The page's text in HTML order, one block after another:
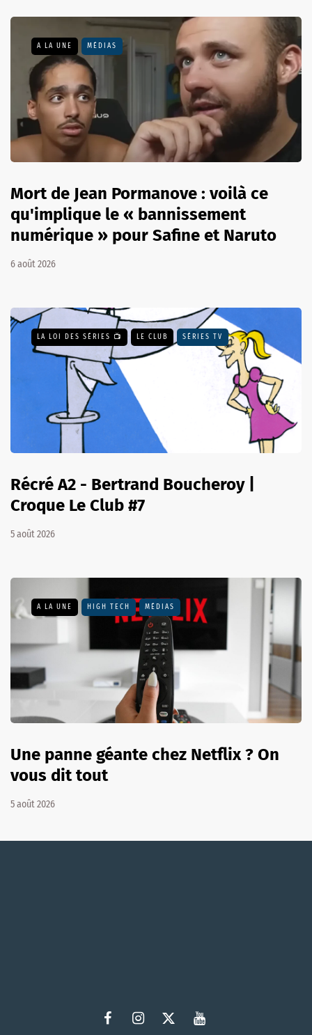
A LA UNE MÉDIAS
Mort de Jean Pormanove : voilà ce
qu'implique le « bannissement
numérique » pour Safine et Naruto
6 août 2026
LA LOI DES SÉRIES 📺 LE CLUB SÉRIES TV
Récré A2 - Bertrand Boucheroy |
Croque Le Club #7
5 août 2026
A LA UNE HIGH TECH MÉDIAS
Une panne géante chez Netflix ? On
vous dit tout
5 août 2026